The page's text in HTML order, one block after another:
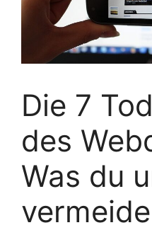
Die 7
des
Was du